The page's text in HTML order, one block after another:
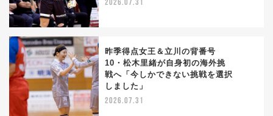
2026.07.31
昨季得点女王＆立川の背番号
10・松木里緒が自身初の海外挑
戦へ「今しかできない挑戦を選択
しました」
2026.07.31